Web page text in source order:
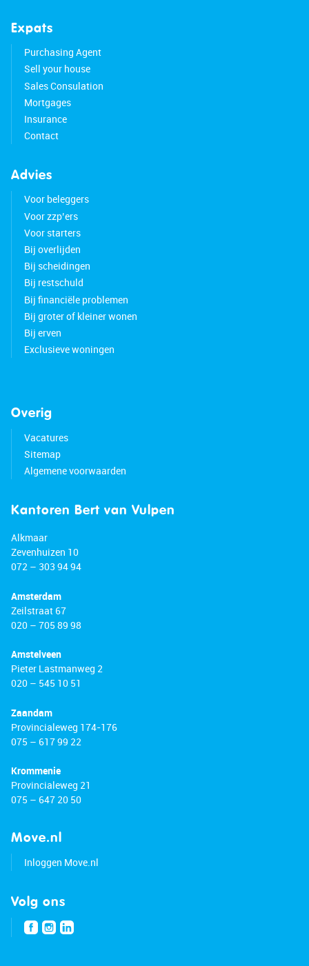
Expats
Purchasing Agent
Sell your house
Sales Consulation
Mortgages
Insurance
Contact
Advies
Voor beleggers
Voor zzp’ers
Voor starters
Bij overlijden
Bij scheidingen
Bij restschuld
Bij financiële problemen
Bij groter of kleiner wonen
Bij erven
Exclusieve woningen
Overig
Vacatures
Sitemap
Algemene voorwaarden
Kantoren Bert van Vulpen
Alkmaar
Zevenhuizen 10
072 – 303 94 94
Amsterdam
Zeilstraat 67
020 – 705 89 98
Amstelveen
Pieter Lastmanweg 2
020 – 545 10 51
Zaandam
Provincialeweg 174-176
075 – 617 99 22
Krommenie
Provincialeweg 21
075 – 647 20 50
Move.nl
Inloggen Move.nl
Volg ons